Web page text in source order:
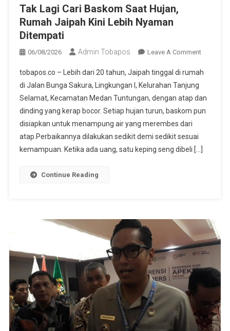
Tak Lagi Cari Baskom Saat Hujan,
Rumah Jaipah Kini Lebih Nyaman
Ditempati
06/08/2026 Admin Tobapos Leave A CommentOn Tak
Baskom
Hujan,
Rumah
Nyaman
tobapos.co – Lebih dari 20 tahun, Jaipah tinggal di rumah
di Jalan Bunga Sakura, Lingkungan I, Kelurahan Tanjung
Selamat, Kecamatan Medan Tuntungan, dengan atap dan
dinding yang kerap bocor. Setiap hujan turun, baskom pun
disiapkan untuk menampung air yang merembes dari
atap.Perbaikannya dilakukan sedikit demi sedikit sesuai
kemampuan. Ketika ada uang, satu keping seng dibeli […]
Continue Reading